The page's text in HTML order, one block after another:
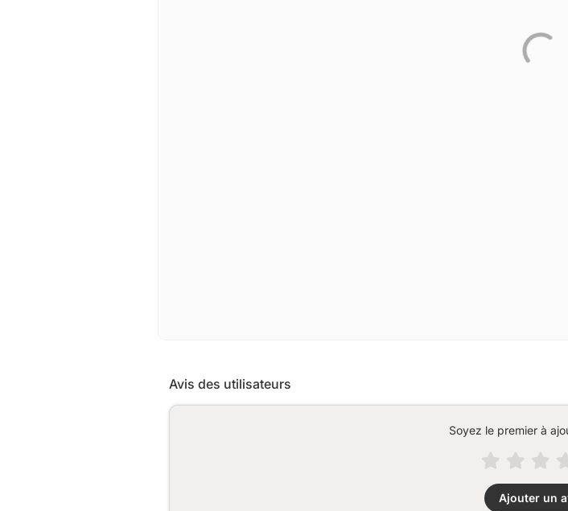
Avis des utilisateurs
Soyez le premier à
Ajouter un